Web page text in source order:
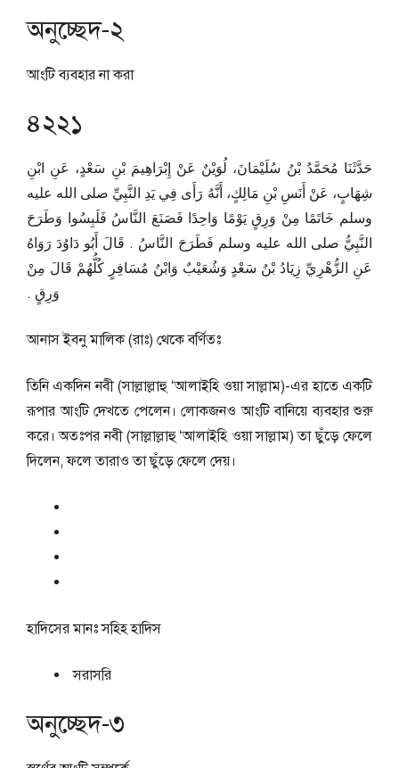
অনুচ্ছেদ-২
আংটি ব্যবহার না করা
৪২২১
حَدَّثَنَا مُحَمَّدُ بْنُ سُلَيْمَانَ، لُوَيْنٌ عَنْ إِبْرَاهِيمَ بْنِ سَعْدٍ، عَنِ ابْنِ
شِهَابٍ، عَنْ أَنَسِ بْنِ مَالِكٍ، أَنَّهُ رَأَى فِي يَدِ النَّبِيِّ صلى الله عليه
وسلم خَاتَمًا مِنْ وَرِقٍ يَوْمًا وَاحِدًا فَصَنَعَ النَّاسُ فَلَبِسُوا وَطَرَحَ
النَّبِيُّ صلى الله عليه وسلم فَطَرَحَ النَّاسُ ‏.‏ قَالَ أَبُو دَاوُدَ رَوَاهُ
عَنِ الزُّهْرِيِّ زِيَادُ بْنُ سَعْدٍ وَشُعَيْبٌ وَابْنُ مُسَافِرٍ كُلُّهُمْ قَالَ مِنْ
وَرِقٍ ‏.‏
আনাস ইবনু মালিক (রাঃ) থেকে বর্ণিতঃ
তিনি একদিন নবী (সাল্লাল্লাহু ‘আলাইহি ওয়া সাল্লাম)-এর হাতে একটি
রূপার আংটি দেখতে পেলেন। লোকজনও আংটি বানিয়ে ব্যবহার শুরু
করে। অতঃপর নবী (সাল্লাল্লাহু ‘আলাইহি ওয়া সাল্লাম) তা ছুঁড়ে ফেলে
দিলেন, ফলে তারাও তা ছুঁড়ে ফেলে দেয়।
হাদিসের মানঃসহিহ হাদিস
সরাসরি
অনুচ্ছেদ-৩